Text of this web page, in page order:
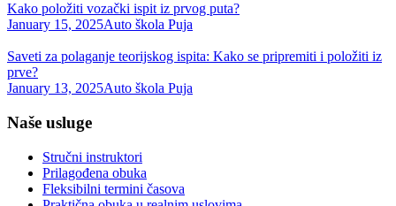
Kako položiti vozački ispit iz prvog puta?
January 15, 2025Auto škola Puja
Saveti za polaganje teorijskog ispita: Kako se pripremiti i položiti iz
prve?
January 13, 2025Auto škola Puja
Naše usluge
Stručni instruktori
Prilagođena obuka
Fleksibilni termini časova